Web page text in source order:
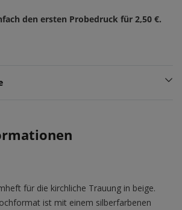
den ersten Probedruck für 2,50 €.
für die kirchliche Trauung in beige.
ist mit einem silberfarbenen